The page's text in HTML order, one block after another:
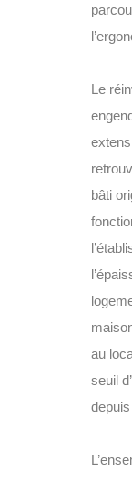
Le
bâti
au
seuil